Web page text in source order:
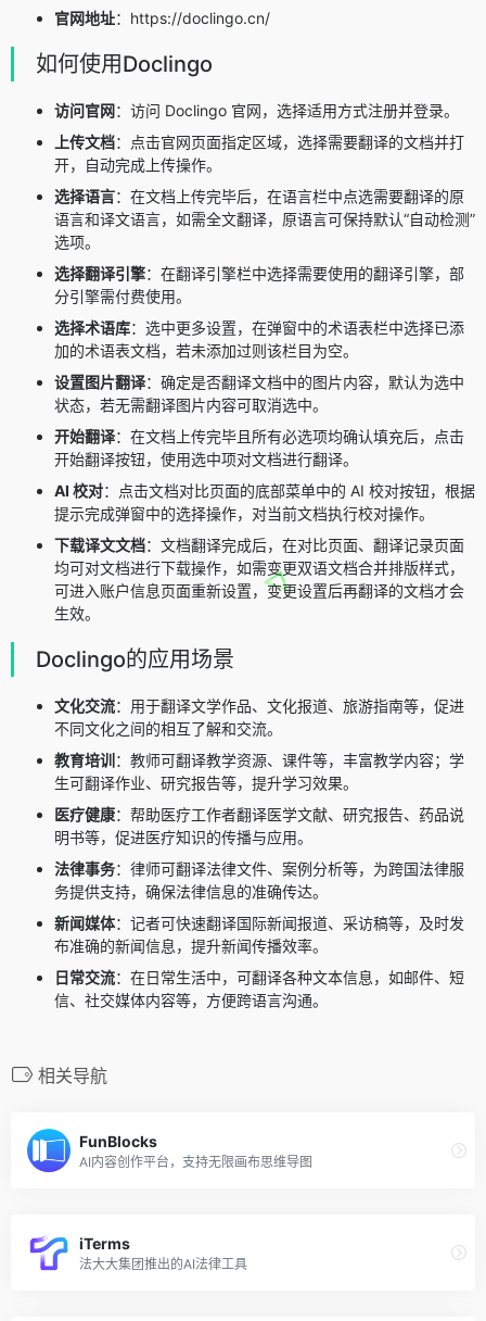
官网地址：https://doclingo.cn/
如何使用Doclingo
访问官网：访问 Doclingo 官网，选择适用方式注册并登录。
上传文档：点击官网页面指定区域，选择需要翻译的文档并打
开，自动完成上传操作。
选择语言：在文档上传完毕后，在语言栏中点选需要翻译的原
语言和译文语言，如需全文翻译，原语言可保持默认“自动检测”
选项。
选择翻译引擎：在翻译引擎栏中选择需要使用的翻译引擎，部
分引擎需付费使用。
选择术语库：选中更多设置，在弹窗中的术语表栏中选择已添
加的术语表文档，若未添加过则该栏目为空。
设置图片翻译：确定是否翻译文档中的图片内容，默认为选中
状态，若无需翻译图片内容可取消选中。
开始翻译：在文档上传完毕且所有必选项均确认填充后，点击
开始翻译按钮，使用选中项对文档进行翻译。
AI 校对：点击文档对比页面的底部菜单中的 AI 校对按钮，根据
提示完成弹窗中的选择操作，对当前文档执行校对操作。
下载译文文档：文档翻译完成后，在对比页面、翻译记录页面
均可对文档进行下载操作，如需变更双语文档合并排版样式，
可进入账户信息页面重新设置，变更设置后再翻译的文档才会
生效。
Doclingo的应用场景
文化交流：用于翻译文学作品、文化报道、旅游指南等，促进
不同文化之间的相互了解和交流。
教育培训 ：教师可翻译教学资源、课件等，丰富教学内容；学
生可翻译作业、研究报告等，提升学习效果。
医疗健康：帮助医疗工作者翻译医学文献、研究报告、药品说
明书等，促进医疗知识的传播与应用。
法律事务：律师可翻译法律文件、案例分析等，为跨国法律服
务提供支持，确保法律信息的准确传达。
新闻媒体：记者可快速翻译国际新闻报道、采访稿等，及时发
布准确的新闻信息，提升新闻传播效率。
日常交流：在日常生活中，可翻译各种文本信息，如邮件、短
信、社交媒体内容等，方便跨语言沟通。
相关导航
FunBlocks
AI内容创作平台，支持无限画布思维导图
iTerms
法大大集团推出的AI法律工具